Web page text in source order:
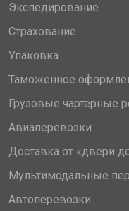
Экспедирование
Страхование
Упаковка
Таможенное
Грузовые чартерные
Авиаперевозки
Доставка от «двери
Мультимодальные
Автоперевозки